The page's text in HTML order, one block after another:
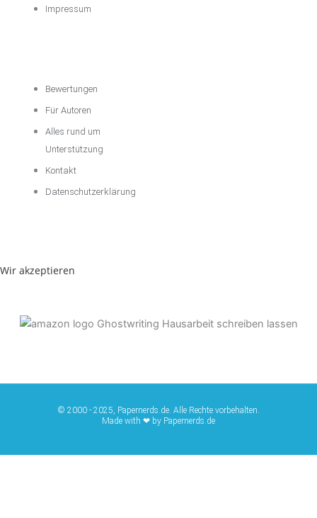
Impressum
Bewertungen
Für Autoren
Alles rund um
Unterstützung
Kontakt
Datenschutzerklärung
Wir akzeptieren
© 2000 - 2025, Papernerds.de. Alle Rechte vorbehalten.
Made with ❤ by Papernerds.de